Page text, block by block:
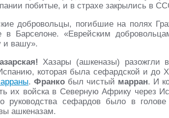
побитые, и в страхе закрылись в
добровольцы, погибшие на полях
в Барселоне. «Еврейским
и вашу».
Хазары (ашкеназы) разожгли
которая была сефардской и до
. Франко был чистый марран. И
их войска в Северную Африку через
руководства сефардов было в
ашкеназам.